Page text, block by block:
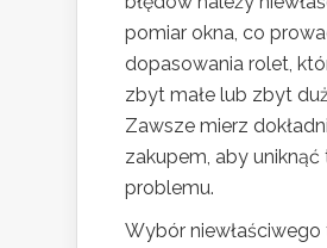
pomiar okna, co
dopasowania rolet,
zbyt małe lub zbyt
Zawsze mierz
zakupem, aby uniknąć
problemu.
Wybór